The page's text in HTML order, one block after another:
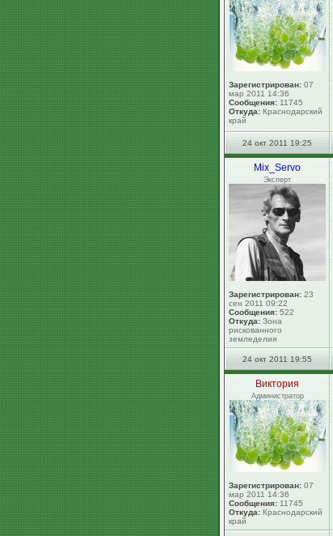
Зарегистрирован: 07
мар 2011 14:36
Сообщения: 11745
Откуда: Краснодарский
край
24 окт 2011 19:25
Mix_Servo
Эксперт
Зарегистрирован: 23
сен 2011 09:22
Сообщения: 522
Откуда: Зона
рискованного
земледелия
24 окт 2011 19:55
Виктория
Администратор
Зарегистрирован: 07
мар 2011 14:36
Сообщения: 11745
Откуда: Краснодарский
край